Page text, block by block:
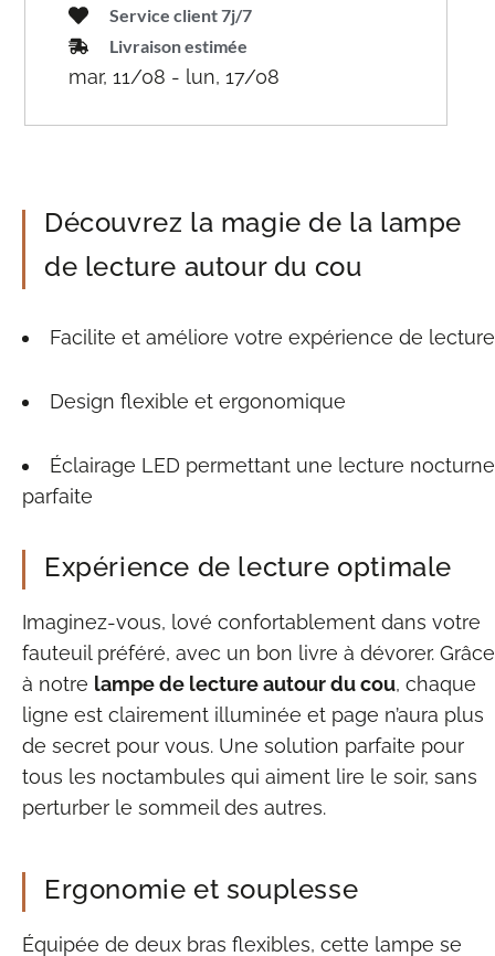
Service client 7j/7
Livraison estimée
mar, 11/08 - lun, 17/08
Découvrez la magie de la lampe
de lecture autour du cou
Facilite et améliore votre expérience de lecture
Design flexible et ergonomique
Éclairage LED permettant une lecture nocturne
parfaite
Expérience de lecture optimale
Imaginez-vous, lové confortablement dans votre
fauteuil préféré, avec un bon livre à dévorer. Grâce
à notre lampe de lecture autour du cou, chaque
ligne est clairement illuminée et page n’aura plus
de secret pour vous. Une solution parfaite pour
tous les noctambules qui aiment lire le soir, sans
perturber le sommeil des autres.
Ergonomie et souplesse
Équipée de deux bras flexibles, cette lampe se